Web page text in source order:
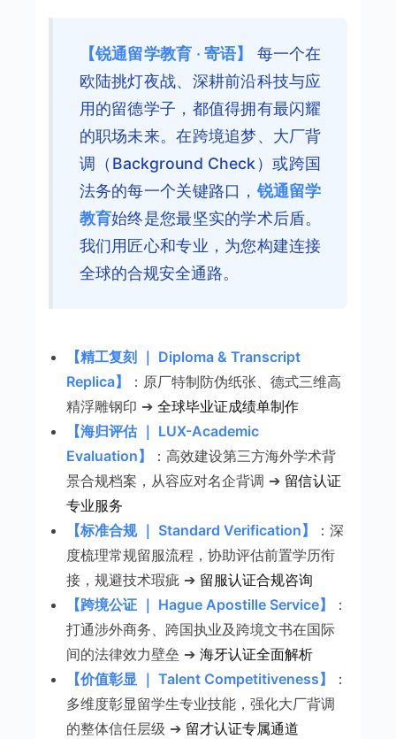
【锐通留学教育 · 寄语】
每一个在
欧陆挑灯夜战、深耕前沿科技与应
用的留德学子，都值得拥有最闪耀
的职场未来。在跨境追梦、大厂背
调（Background Check）或跨国
法务的每一个关键路口， 锐通留学
教育始终是您最坚实的学术后盾。
我们用匠心和专业，为您构建连接
全球的合规安全通路。
【精工复刻 ｜ Diploma & Transcript
Replica】
：原厂特制防伪纸张、德式三维高
精浮雕钢印 ➔ 全球毕业证成绩单制作
【海归评估 ｜ LUX-Academic
Evaluation】
：高效建设第三方海外学术背
景合规档案，从容应对名企背调 ➔ 留信认证
专业服务
【标准合规 ｜ Standard Verification】
：深
度梳理常规留服流程，协助评估前置学历衔
接，规避技术瑕疵 ➔ 留服认证合规咨询
【跨境公证 ｜ Hague Apostille Service】
：
打通涉外商务、跨国执业及跨境文书在国际
间的法律效力壁垒 ➔ 海牙认证全面解析
【价值彰显 ｜ Talent Competitiveness】
：
多维度彰显留学生专业技能，强化大厂背调
的整体信任层级 ➔ 留才认证专属通道